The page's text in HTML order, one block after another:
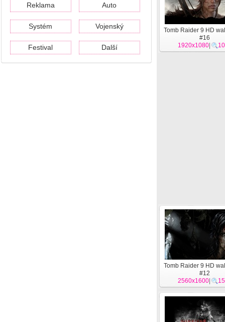
Reklama Auto
Systém Vojenský
Festival Další
Tomb Raider 9 HD
#16
1920x1080
Tomb Raider 9 HD
#12
2560x1600